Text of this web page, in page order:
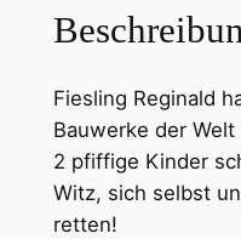
Fiesling Reginald
Bauwerke der
2 pfiffige Kinder
Witz, sich selbst
retten!